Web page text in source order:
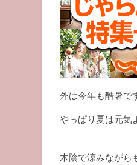
外は今年も酷暑で
やっぱり夏は元気
木陰で涼みながら